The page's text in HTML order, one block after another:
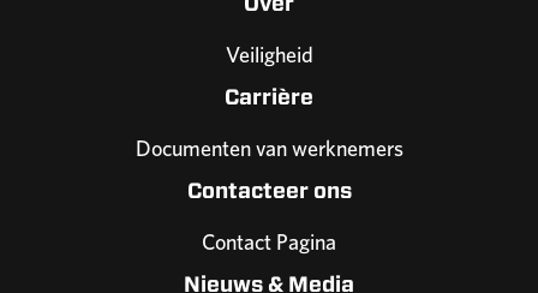
Veiligheid
Carrière
Documenten van werknemers
Contacteer ons
Contact Pagina
Nieuws & Media